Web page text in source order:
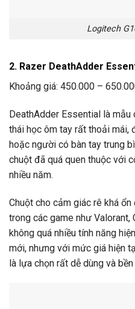
Logitech
2. Razer DeathAdder
Khoảng giá: 450.000 –
DeathAdder Essential là
thái học ôm tay rất thoải mái,
hoặc người có bàn tay trung
chuột đã quá quen thuộc với
nhiều năm.
Chuột cho cảm giác rê khá
trong các game như
không quá nhiều tính năng
mới, nhưng với mức giá hiện
là lựa chọn rất dễ dùng và